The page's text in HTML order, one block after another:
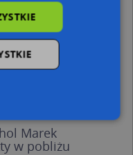
Ulica (37-700)
Ulica (37-700)
(→ 170 m)
Marek
w pobliżu
Targetowanie